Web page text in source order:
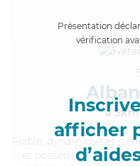
Présentation
vérification
afficher
à
, dynamique et
et possède un diplôme